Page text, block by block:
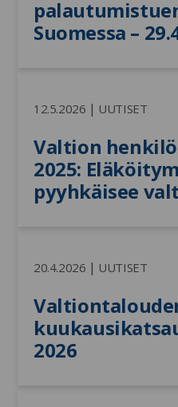
Suomessa –
12.5.2026 | UUTISET
Valtion
2025:
pyyhkäisee
20.4.2026 | UUTISET
2026